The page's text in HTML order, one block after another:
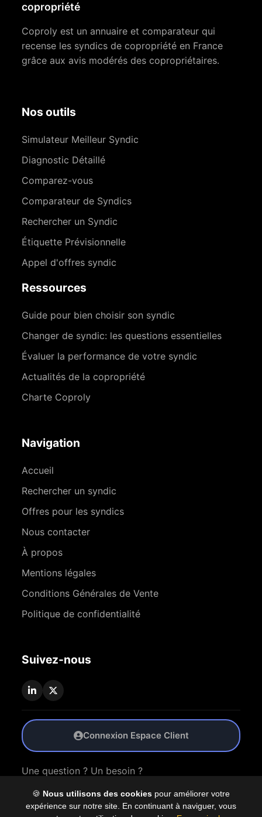
🍪 Nous utilisons des cookies pour améliorer votre
expérience sur notre site. En continuant à naviguer, vous
copropriété
Coproly est un annuaire et comparateur qui
recense les syndics de copropriété en France
grâce aux avis modérés des copropriétaires.
Nos outils
Simulateur Meilleur Syndic
Diagnostic Détaillé
Comparez-vous
Comparateur de Syndics
Rechercher un Syndic
Étiquette Prévisionnelle
Appel d'offres syndic
Ressources
Guide pour bien choisir son syndic
Changer de syndic: les questions essentielles
Évaluer la performance de votre syndic
Actualités de la copropriété
Charte Coproly
Navigation
Accueil
Rechercher un syndic
Offres pour les syndics
Nous contacter
À propos
Mentions légales
Conditions Générales de Vente
Politique de confidentialité
Suivez-nous
Connexion Espace Client
Une question ? Un besoin ?
Nous Contacter